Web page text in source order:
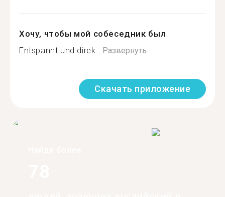
Хочу, чтобы мой собеседник был
Entspannt und direk...Развернуть
Скачать приложение